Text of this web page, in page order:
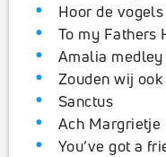
Hoor de vogels
To my Fathers
Amalia medley
Zouden wij
Sanctus
Ach Margrietje
You’ve got a